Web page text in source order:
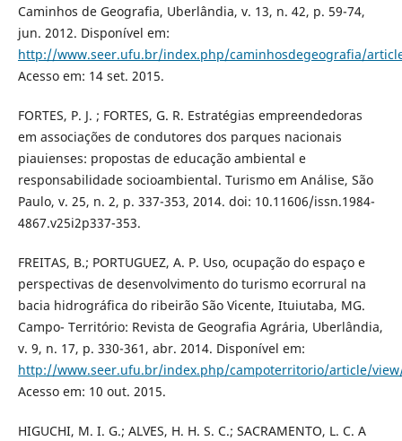
Caminhos de Geografia, Uberlândia, v. 13, n. 42, p. 59-74,
jun. 2012. Disponível em:
http://www.seer.ufu.br/index.php/caminhosdegeografia/
Acesso em: 14 set. 2015.
FORTES, P. J. ; FORTES, G. R. Estratégias empreendedoras
em associações de condutores dos parques nacionais
piauienses: propostas de educação ambiental e
responsabilidade socioambiental. Turismo em Análise, São
Paulo, v. 25, n. 2, p. 337-353, 2014. doi: 10.11606/issn.1984-
4867.v25i2p337-353.
FREITAS, B.; PORTUGUEZ, A. P. Uso, ocupação do espaço e
perspectivas de desenvolvimento do turismo ecorrural na
bacia hidrográfica do ribeirão São Vicente, Ituiutaba, MG.
Campo- Território: Revista de Geografia Agrária, Uberlândia,
v. 9, n. 17, p. 330-361, abr. 2014. Disponível em:
http://www.seer.ufu.br/index.php/campoterritorio/article/
Acesso em: 10 out. 2015.
HIGUCHI, M. I. G.; ALVES, H. H. S. C.; SACRAMENTO, L. C. A